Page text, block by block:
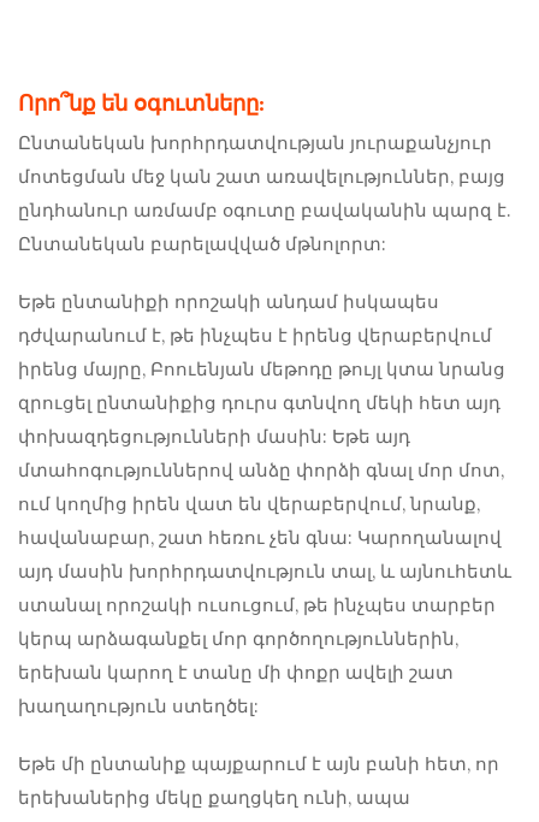
Որո՞նք են օգուտները:
Ընտանեկան խորհրդատվության յուրաքանչյուր
մոտեցման մեջ կան շատ առավելություններ, բայց
ընդհանուր առմամբ օգուտը բավականին պարզ է.
Ընտանեկան բարելավված մթնոլորտ:
Եթե ​​ընտանիքի որոշակի անդամ իսկապես
դժվարանում է, թե ինչպես է իրենց վերաբերվում
իրենց մայրը, Բոուենյան մեթոդը թույլ կտա նրանց
զրուցել ընտանիքից դուրս գտնվող մեկի հետ այդ
փոխազդեցությունների մասին: Եթե ​​այդ
մտահոգություններով անձը փորձի գնալ մոր մոտ,
ում կողմից իրեն վատ են վերաբերվում, նրանք,
հավանաբար, շատ հեռու չեն գնա: Կարողանալով
այդ մասին խորհրդատվություն տալ, և այնուհետև
ստանալ որոշակի ուսուցում, թե ինչպես տարբեր
կերպ արձագանքել մոր գործողություններին,
երեխան կարող է տանը մի փոքր ավելի շատ
խաղաղություն ստեղծել:
Եթե ​​մի ընտանիք պայքարում է այն բանի հետ, որ
երեխաներից մեկը քաղցկեղ ունի, ապա